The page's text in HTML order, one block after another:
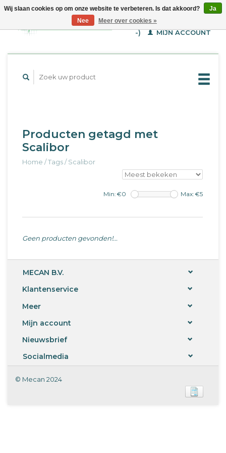
WINKELWAGEN (€--,-
-)
MIJN ACCOUNT
Producten getagd met
Scalibor
Home /Tags/Scalibor
Min: €0 Max: €5
Geen producten gevonden!...
MECAN B.V.
Klantenservice
Meer
Mijn account
Nieuwsbrief
Socialmedia
Wij slaan cookies op om onze website te verbeteren. Is dat akkoord?
Ja
Nee
Meer over cookies »